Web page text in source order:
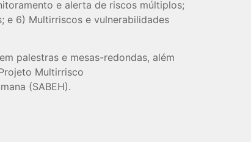
e alerta de riscos múltiplos;
e 6) Multirriscos e vulnerabilidades
palestras e mesas-redondas, além
Multirrisco
(SABEH).